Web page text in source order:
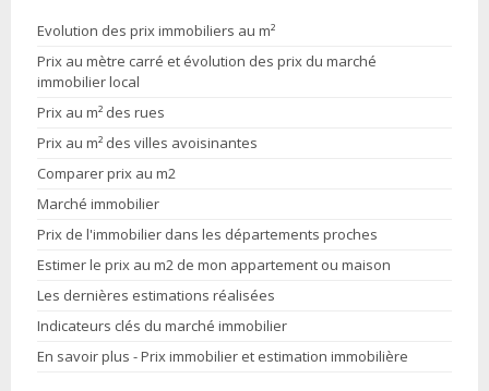
Evolution des prix immobiliers au m²
Prix au mètre carré et évolution des prix du marché
immobilier local
Prix au m² des rues
Prix au m² des villes avoisinantes
Comparer prix au m2
Marché immobilier
Prix de l'immobilier dans les départements proches
Estimer le prix au m2 de mon appartement ou maison
Les dernières estimations réalisées
Indicateurs clés du marché immobilier
En savoir plus - Prix immobilier et estimation immobilière